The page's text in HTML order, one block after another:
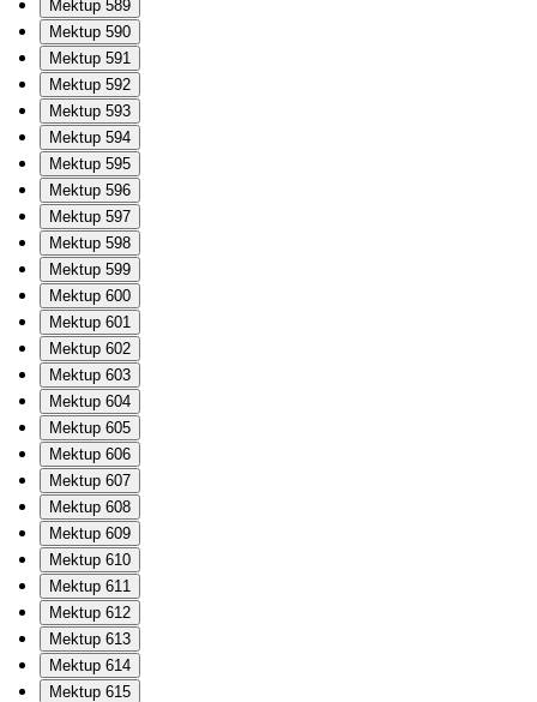
Mektup 589
Mektup 590
Mektup 591
Mektup 592
Mektup 593
Mektup 594
Mektup 595
Mektup 596
Mektup 597
Mektup 598
Mektup 599
Mektup 600
Mektup 601
Mektup 602
Mektup 603
Mektup 604
Mektup 605
Mektup 606
Mektup 607
Mektup 608
Mektup 609
Mektup 610
Mektup 611
Mektup 612
Mektup 613
Mektup 614
Mektup 615